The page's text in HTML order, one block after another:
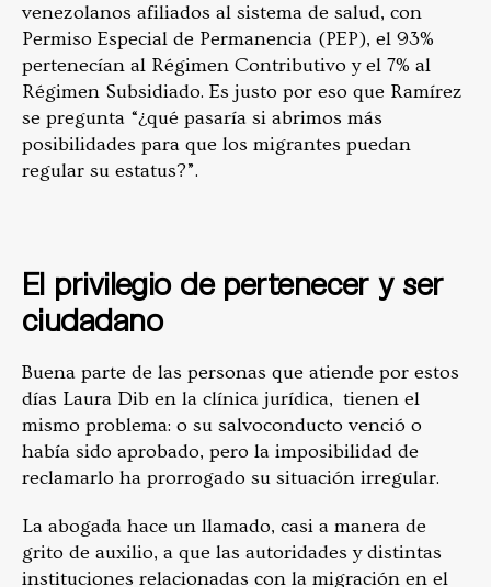
venezolanos afiliados al sistema de salud, con
Permiso Especial de Permanencia (PEP), el 93%
pertenecían al Régimen Contributivo y el 7% al
Régimen Subsidiado. Es justo por eso que Ramírez
se pregunta “¿qué pasaría si abrimos más
posibilidades para que los migrantes puedan
regular su estatus?”.
El privilegio de pertenecer y ser
ciudadano
Buena parte de las personas que atiende por estos
días Laura Dib en la clínica jurídica, tienen el
mismo problema: o su salvoconducto venció o
había sido aprobado, pero la imposibilidad de
reclamarlo ha prorrogado su situación irregular.
La abogada hace un llamado, casi a manera de
grito de auxilio, a que las autoridades y distintas
instituciones relacionadas con la migración en el